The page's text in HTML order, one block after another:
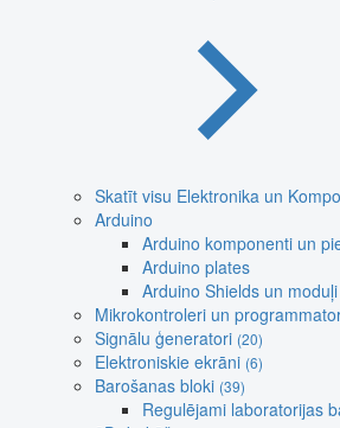
Skatīt visu Elektronika un
Arduino
Arduino komponenti un
Arduino plates
Arduino Shields un moduļi
Mikrokontroleri un
Signālu ģeneratori (20)
Elektroniskie ekrāni (6)
Barošanas bloki (39)
Regulējami laboratorijas